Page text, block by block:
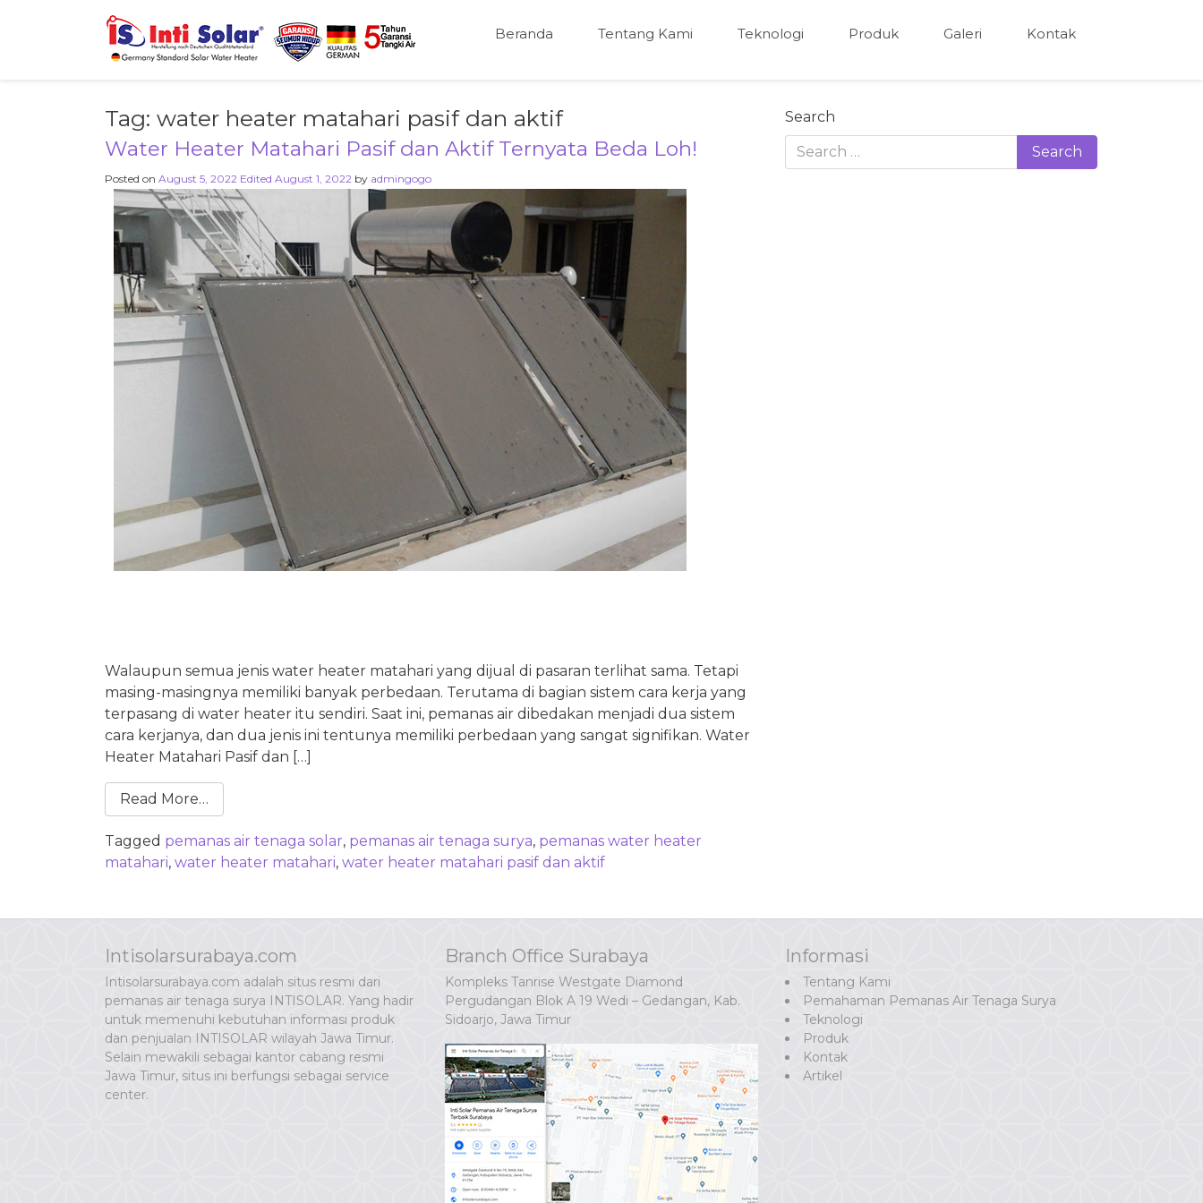
Beranda Tentang Kami Teknologi Produk Galeri Kontak
Tag: water heater matahari pasif dan aktif
Water Heater Matahari Pasif dan Aktif Ternyata Beda Loh!
Posted on August 5, 2022 Edited August 1, 2022 by admingogo
Walaupun semua jenis water heater matahari yang dijual di pasaran terlihat sama. Tetapi
masing-masingnya memiliki banyak perbedaan. Terutama di bagian sistem cara kerja yang
terpasang di water heater itu sendiri. Saat ini, pemanas air dibedakan menjadi dua sistem
cara kerjanya, dan dua jenis ini tentunya memiliki perbedaan yang sangat signifikan. Water
Heater Matahari Pasif dan […]
Read More…
Tagged pemanas air tenaga solar, pemanas air tenaga surya, pemanas water heater
matahari, water heater matahari, water heater matahari pasif dan aktif
Search
Intisolarsurabaya.com
Intisolarsurabaya.com adalah situs resmi dari
pemanas air tenaga surya INTISOLAR. Yang hadir
untuk memenuhi kebutuhan informasi produk
dan penjualan INTISOLAR wilayah Jawa Timur.
Selain mewakili sebagai kantor cabang resmi
Jawa Timur, situs ini berfungsi sebagai service
center.
Branch Office Surabaya
Kompleks Tanrise Westgate Diamond
Pergudangan Blok A 19 Wedi – Gedangan, Kab.
Sidoarjo, Jawa Timur
Informasi
Tentang Kami
Pemahaman Pemanas Air Tenaga Surya
Teknologi
Produk
Kontak
Artikel